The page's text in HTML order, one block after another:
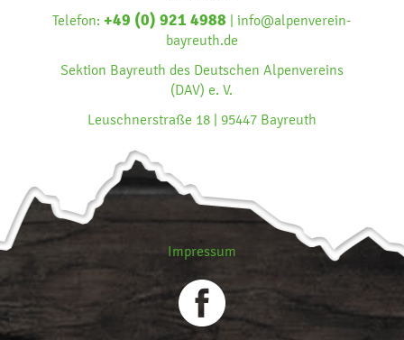
Telefon: +49 (0) 921 4988 | info@alpenverein-
bayreuth.de
Sektion Bayreuth des Deutschen Alpenvereins
(DAV) e. V.
Leuschnerstraße 18 | 95447 Bayreuth
Impressum